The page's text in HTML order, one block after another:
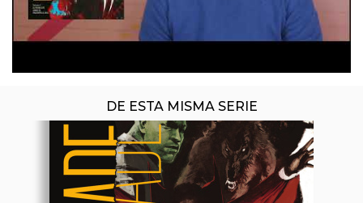
DE ESTA MISMA SERIE